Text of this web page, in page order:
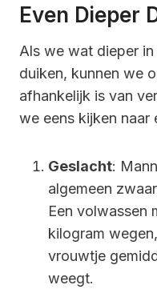
Even Dieper
Als we wat dieper
duiken, kunnen we
afhankelijk is van
we eens kijken naar
Geslacht:
algemeen
Een volwassen
kilogram
vrouwtje
weegt.